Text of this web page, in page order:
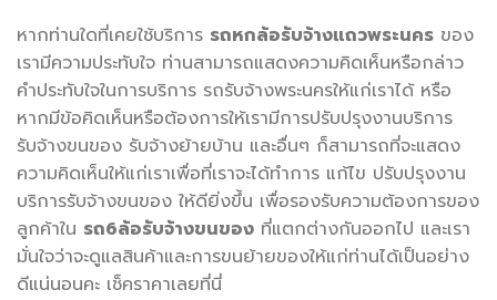
หากท่านใดที่เคยใช้บริการ รถหกล้อรับจ้างแถวพระนคร ของ
เรามีความประทับใจ ท่านสามารถแสดงความคิดเห็นหรือกล่าว
คำประทับใจในการบริการ รถรับจ้างพระนครให้แก่เราได้ หรือ
หากมีข้อคิดเห็นหรือต้องการให้เรามีการปรับปรุงงานบริการ
รับจ้างขนของ รับจ้างย้ายบ้าน และอื่นๆ ก็สามารถที่จะแสดง
ความคิดเห็นให้แก่เราเพื่อที่เราจะได้ทำการ แก้ไข ปรับปรุงงาน
บริการรับจ้างขนของ ให้ดียิ่งขึ้น เพื่อรองรับความต้องการของ
ลูกค้าใน รถ6ล้อรับจ้างขนของ ที่แตกต่างกันออกไป และเรา
มั่นใจว่าจะดูแลสินค้าและการขนย้ายของให้แก่ท่านได้เป็นอย่าง
ดีแน่นอนคะ เช็คราคาเลยที่นี่